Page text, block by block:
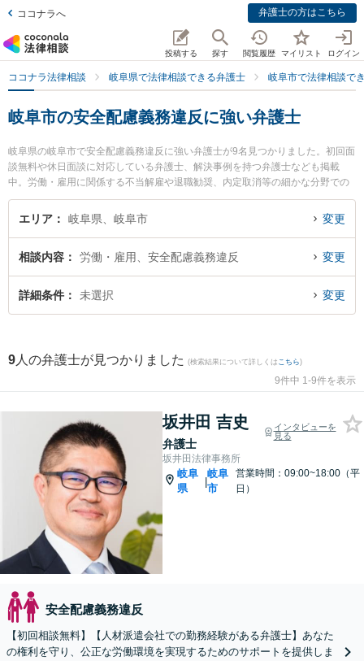
ココナラへ 弁護士の方はこちら
投稿する 探す 閲覧履歴 マイリスト ログイン
ココナラ法律相談 岐阜県で法律相談できる弁護士 岐阜市で法律相談で
岐阜市の安全配慮義務違反に強い弁護士
岐阜県の岐阜市で安全配慮義務違反に強い弁護士が9名見つかりました。初回面
談無料や休日面談に対応している弁護士、解決事例を持つ弁護士なども掲載
中。労働・雇用に関係する不当解雇や退職勧奨、内定取消等の細かな分野での
絞り込み検索もでき便利です。特に坂井田法律事務所の坂井田 吉史弁護士やベ
リーベスト法律事務所 岐阜オフィスの和田 尚也弁護士、ベリーベスト法律事務
ブルを今すぐに弁護士に相談したい』『安全配慮義務違反のトラブル解決の実
績豊富な近くの弁護士を検索したい』『初回相談無料で安全配慮義務違反を法
律相談できる岐阜市内の弁護士に相談予約したい』などでお困りの相談者さん
エリア 岐阜県、岐阜市 変更
相談内容 労働・雇用、安全配慮義務違反 変更
詳細条件 未選択 変更
9 人の弁護士が見つかりました (検索結果について詳しくは こちら)
9件中 1-9件を表示
坂井田 吉史
弁護士
インタビューを
見る
坂井田法律事務所
岐阜
県
|
岐阜
市
営業時間：09:00~18:00（平
日）
安全配慮義務違反
【初回相談無料】【人材派遣会社での勤務経験がある弁護士】あなた
の権利を守り、公正な労働環境を実現するためのサポートを提供しま